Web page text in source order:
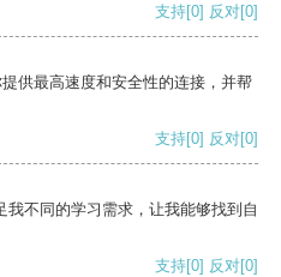
支持[0] 反对[0]
供最高速度和安全性的连接，并帮
支持[0] 反对[0]
不同的学习需求，让我能够找到自
支持[0] 反对[0]